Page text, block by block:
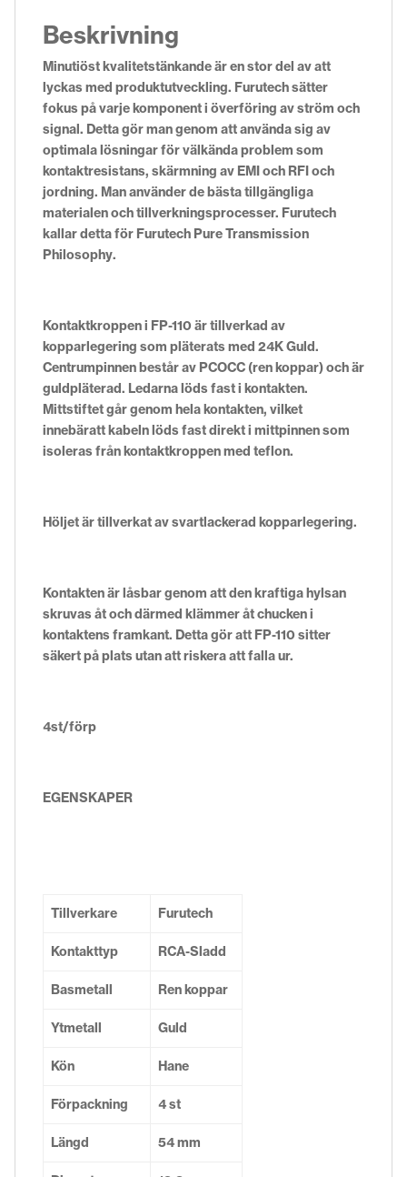
Beskrivning
Minutiöst kvalitetstänkande är en stor del av att
lyckas med produktutveckling. Furutech sätter
fokus på varje komponent i överföring av ström och
signal. Detta gör man genom att använda sig av
optimala lösningar för välkända problem som
kontaktresistans, skärmning av EMI och RFI och
jordning. Man använder de bästa tillgängliga
materialen och tillverkningsprocesser. Furutech
kallar detta för Furutech Pure Transmission
Philosophy.
Kontaktkroppen i FP-110 är tillverkad av
kopparlegering som pläterats med 24K Guld.
Centrumpinnen består av PCOCC (ren koppar) och är
guldpläterad. Ledarna löds fast i kontakten.
Mittstiftet går genom hela kontakten, vilket
innebäratt kabeln löds fast direkt i mittpinnen som
isoleras från kontaktkroppen med teflon.
Höljet är tillverkat av svartlackerad kopparlegering.
Kontakten är låsbar genom att den kraftiga hylsan
skruvas åt och därmed klämmer åt chucken i
kontaktens framkant. Detta gör att FP-110 sitter
säkert på plats utan att riskera att falla ur.
4st/förp
EGENSKAPER
Tillverkare Furutech
Kontakttyp RCA-Sladd
Basmetall Ren koppar
Ytmetall Guld
Kön Hane
Förpackning 4 st
Längd 54 mm